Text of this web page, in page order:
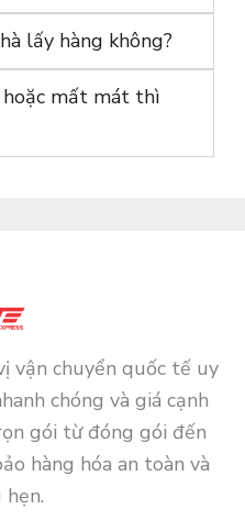
lấy hàng không?
mất mát thì
vận chuyển quốc tế uy
chóng và giá cạnh
gói từ đóng gói đến
hàng hóa an toàn và